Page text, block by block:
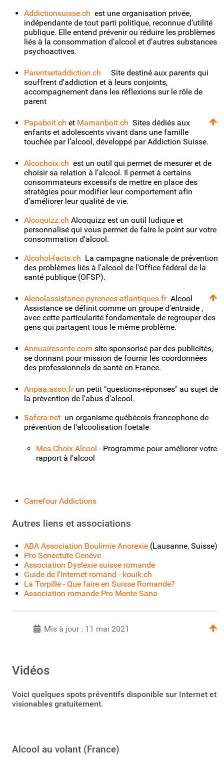
Addictionsuisse.ch est une organisation privée,
indépendante de tout parti politique, reconnue d’utilité
publique. Elle entend prévenir ou réduire les problèmes
liés à la consommation d’alcool et d’autres substances
psychoactives.
Parentsetaddiction.ch Site destiné aux parents qui
souffrent d'addiction et à leurs conjoints,
accompagnement dans les réflexions sur le rôle de
parent
Papaboit.ch et Mamanboit.ch Sites dédiés aux
enfants et adolescents vivant dans une famille
touchée par l’alcool, développé par Addiction Suisse.
Alcochoix.ch est un outil qui permet de mesurer et de
choisir sa relation à l’alcool. Il permet à certains
consommateurs excessifs de mettre en place des
stratégies pour modifier leur comportement afin
d’améliorer leur qualité de vie.
Alcoquizz.ch Alcoquizz est un outil ludique et
personnalisé qui vous permet de faire le point sur votre
consommation d'alcool.
Alcohol-facts.ch La campagne nationale de prévention
des problèmes liés à l'alcool de l'Office fédéral de la
santé publique (OFSP).
Alcoolassistance-pyrenees-atlantiques.fr Alcool
Assistance se définit comme un groupe d'entraide ,
avec cette particularité fondamentale de regrouper des
gens qui partagent tous le même problème.
Annuairesante.com site sponsorisé par des publicités,
se donnant pour mission de fournir les coordonnées
des professionnels de santé en France.
Anpaa.asso.frun petit "questions-réponses" au sujet de
la prévention de l'abus d'alcool.
Safera.net un organisme québécois francophone de
prévention de l'alcoolisation foetale
Mes Choix Alcool - Programme pour améliorer votre
rapport à l'alcool
Carrefour Addictions
Autres liens et associations
ABA Association Boulimie Anorexie (Lausanne, Suisse)
Pro Senectute Genève
Association Dyslexie suisse romande
Guide de l'Internet romand - kouik.ch
La Torpille - Que faire en Suisse Romande?
Association romande Pro Mente Sana
Mis à jour : 11 mai 2021
Vidéos
Voici quelques spots préventifs disponible sur Internet et
visionables gratuitement.
Alcool au volant (France)